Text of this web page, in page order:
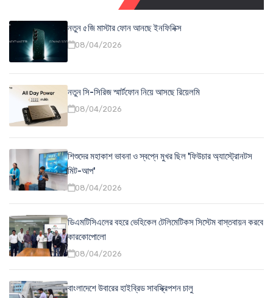
নতুন ৫জি মাস্টার ফোন আনছে ইনফিনিক্স
08/04/2026
নতুন সি-সিরিজ স্মার্টফোন নিয়ে আসছে রিয়েলমি
08/04/2026
শিশুদের মহাকাশ ভাবনা ও স্বপ্নে মুখর ছিল 'ফিউচার অ্যাস্ট্রোনটস
মিট-আপ'
08/04/2026
ডিএমটিসিএলের বহরে ভেহিকেল টেলিমেটিকস সিস্টেম বাস্তবায়ন করবে
কারকোপোলো
08/04/2026
বাংলাদেশে উবারের হাইব্রিড সাবস্ক্রিপশন চালু